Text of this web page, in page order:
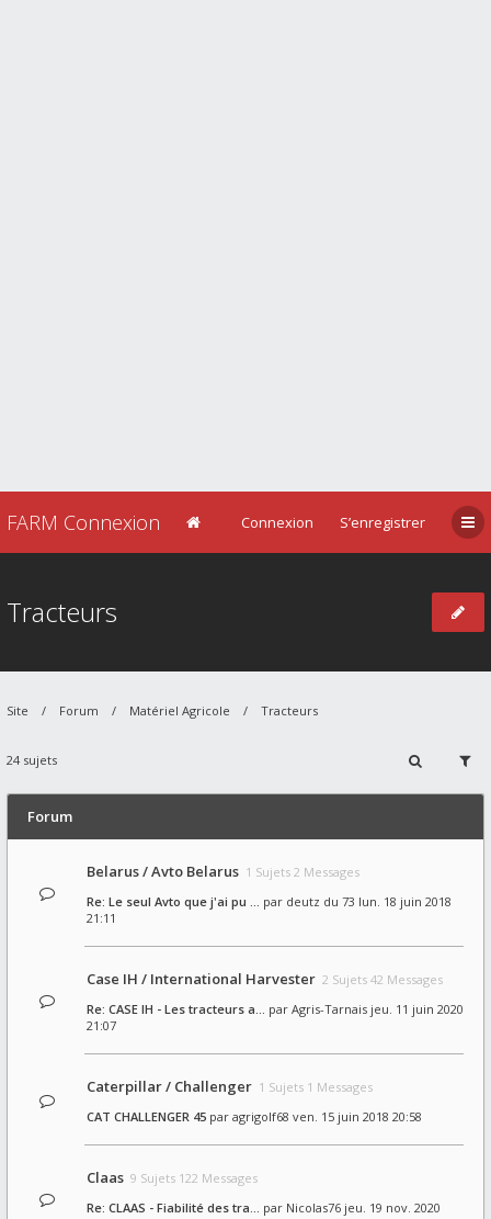
FARM Connexion Connexion S’enregistrer
Tracteurs
Site Forum Matériel Agricole Tracteurs
24 sujets
Forum
Belarus / Avto Belarus 1 Sujets 2 Messages
Re: Le seul Avto que j'ai pu … par deutz du 73 lun. 18 juin 2018
21:11
Case IH / International Harvester 2 Sujets 42 Messages
Re: CASE IH - Les tracteurs a… par Agris-Tarnais jeu. 11 juin 2020
21:07
Caterpillar / Challenger 1 Sujets 1 Messages
CAT CHALLENGER 45 par agrigolf68 ven. 15 juin 2018 20:58
Claas 9 Sujets 122 Messages
Re: CLAAS - Fiabilité des tra… par Nicolas76 jeu. 19 nov. 2020